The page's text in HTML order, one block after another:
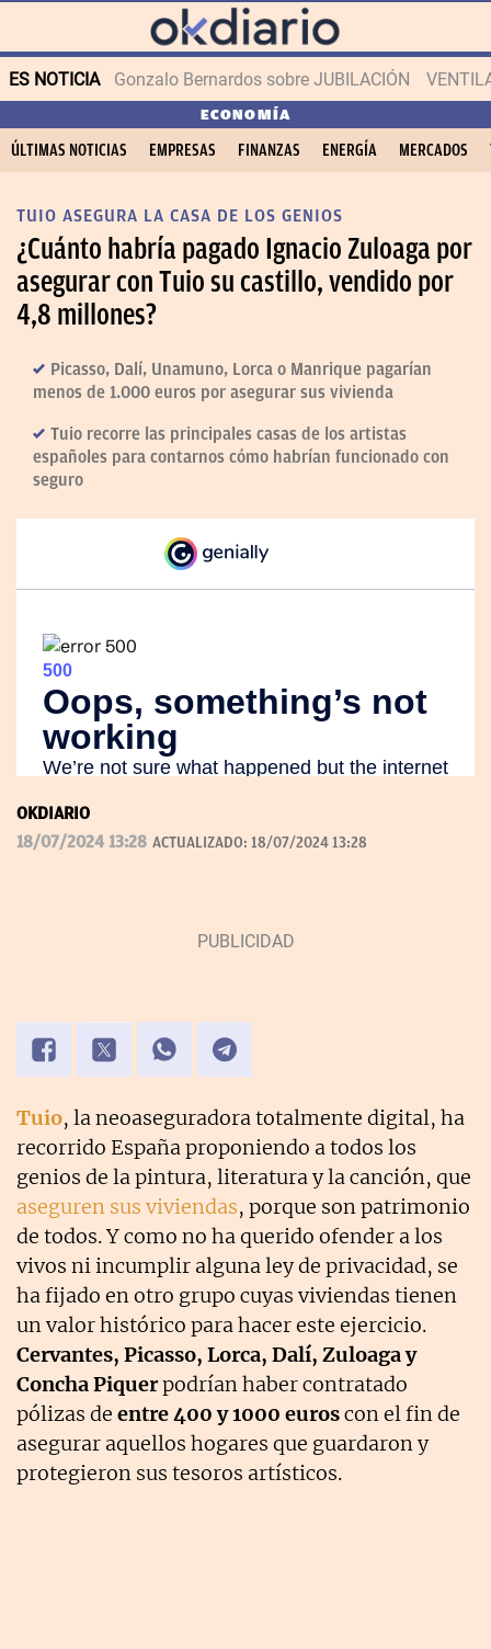
ES NOTICIA Gonzalo Bernardos sobre JUBILACIÓN
ECONOMÍA
ÚLTIMAS NOTICIAS EMPRESAS FINANZAS ENERGÍA MERCADOS
TUIO ASEGURA LA CASA DE LOS GENIOS
¿Cuánto habría pagado Ignacio Zuloaga por
asegurar con Tuio su castillo, vendido por
4,8 millones?
Picasso, Dalí, Unamuno, Lorca o Manrique pagarían
menos de 1.000 euros por asegurar sus vivienda
Tuio recorre las principales casas de los artistas
españoles para contarnos cómo habrían funcionado con
seguro
OKDIARIO
18/07/2024 13:28 ACTUALIZADO: 18/07/2024 13:28
Tuio, la neoaseguradora totalmente digital, ha
recorrido España proponiendo a todos los
genios de la pintura, literatura y la canción, que
aseguren sus viviendas, porque son patrimonio
de todos. Y como no ha querido ofender a los
vivos ni incumplir alguna ley de privacidad, se
ha fijado en otro grupo cuyas viviendas tienen
un valor histórico para hacer este ejercicio.
Cervantes, Picasso, Lorca, Dalí, Zuloaga y
Concha Piquerpodrían haber contratado
pólizas de entre 400 y 1000 euroscon el fin de
asegurar aquellos hogares que guardaron y
protegieron sus tesoros artísticos.